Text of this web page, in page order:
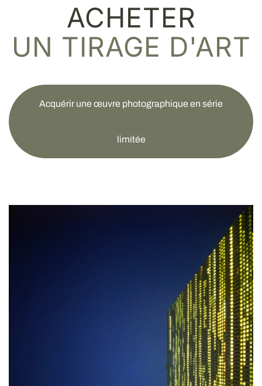
ACHETER
UN TIRAGE D'ART
Acquérir une œuvre photographique en série
limitée